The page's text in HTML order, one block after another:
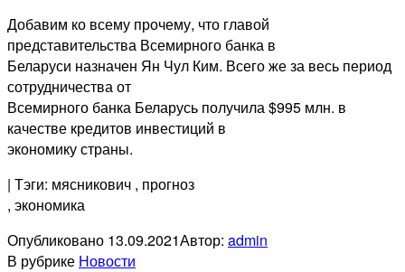
Добавим ко всему прочему, что главой
представительства Всемирного банка в
Беларуси назначен Ян Чул Ким. Всего же за весь период
сотрудничества от
Всемирного банка Беларусь получила $995 млн. в
качестве кредитов инвестиций в
экономику страны.
| Тэги: мясникович , прогноз
, экономика
Опубликовано 13.09.2021Автор: admin
В рубрике Новости